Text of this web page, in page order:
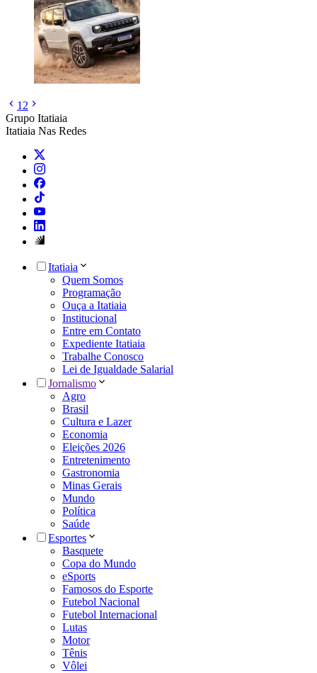
1 2
Grupo Itatiaia
Itatiaia Nas Redes
Itatiaia
Quem Somos
Programação
Ouça a Itatiaia
Institucional
Entre em Contato
Expediente Itatiaia
Trabalhe Conosco
Lei de Igualdade Salarial
Jornalismo
Agro
Brasil
Cultura e Lazer
Economia
Eleições 2026
Entretenimento
Gastronomia
Minas Gerais
Mundo
Política
Saúde
Esportes
Basquete
Copa do Mundo
eSports
Famosos do Esporte
Futebol Nacional
Futebol Internacional
Lutas
Motor
Tênis
Vôlei